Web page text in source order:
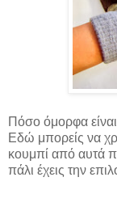
Πόσο όμορφα είναι
Εδώ μπορείς να
κουμπί από αυτά
πάλι έχεις την